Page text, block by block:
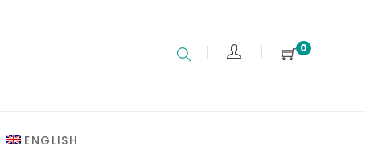
0
ENGLISH